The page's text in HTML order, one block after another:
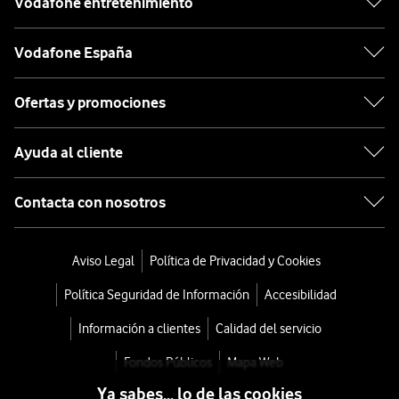
Vodafone España
Ofertas y promociones
Ayuda al cliente
Contacta con nosotros
Aviso Legal Política de Privacidad y Cookies
Política Seguridad de Información Accesibilidad
Información a clientes Calidad del servicio
Fondos Públicos Mapa Web
Ya sabes... lo de las cookies